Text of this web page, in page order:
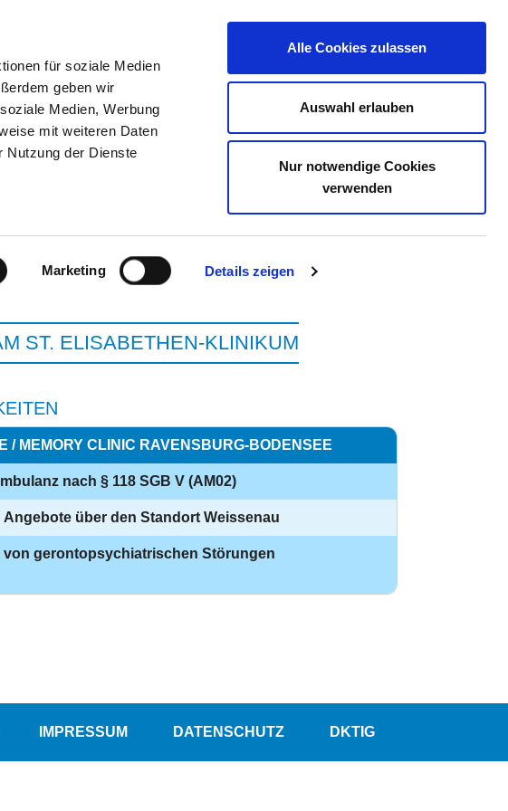
für soziale Medien
geben wir
Medien, Werbung
mit weiteren Daten
Nutzung der Dienste
Marketing Details zeigen
Alle Cookies zulassen
Auswahl erlauben
Nur notwendige Cookies
verwenden
DKV STELLENBÖRSE
SATELLIT RAVENSBURG
ST. ELISABETHEN-KLINIKUM
MEMORY CLINIC RAVENSBURG-BODENSEE
nach § 118 SGB V (AM02)
über den Standort Weissenau
von gerontopsychiatrischen Störungen
IMPRESSUM DATENSCHUTZ DKTIG